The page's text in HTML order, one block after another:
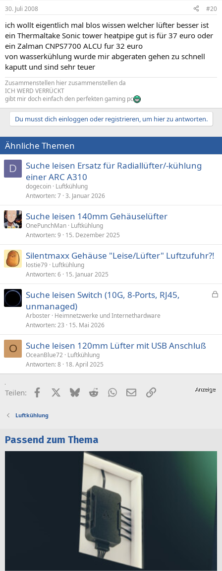
30. Juli 2008 #20
ich wollt eigentlich mal blos wissen welcher lüfter besser ist
ein Thermaltake Sonic tower heatpipe gut is für 37 euro oder
ein Zalman CNPS7700 ALCU fur 32 euro
von wasserkühlung wurde mir abgeraten gehen zu schnell
kaputt und sind sehr teuer
Zusammenstellen hier zusammenstellen da
ICH WERD VERRÜCKT
gibt mir doch einfach den perfekten gaming pc
Du musst dich einloggen oder registrieren, um hier zu antworten.
Ähnliche Themen
D
Suche leisen Ersatz für Radiallüfter/-kühlung
einer ARC A310
dogecoin Luftkühlung
Antworten 7 3. Januar 2026
Suche leisen 140mm Gehäuselüfter
OnePunchMan Luftkühlung
Antworten 9 15. Dezember 2025
Silentmaxx Gehäuse "Leise/Lüfter" Luftzufuhr?!
lostie79
Luftkühlung
Antworten 6 15. Januar 2025
e
Suche leisen Switch (10G, 8-Ports, RJ45,
unmanaged)
Arboster Heimnetzwerke und Internethardware
Antworten 23 15. Mai 2026
O Suche leisen 120mm Lüfter mit USB Anschluß
OceanBlue72 Luftkühlung
Antworten 8 18. April 2025
Teilen: FacebookX (Twitter)
BlueskyRedditWhatsApp
E-MailLink
Luftkühlung
Passend zum Thema